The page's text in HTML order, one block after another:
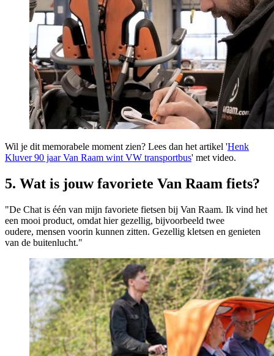
Wil je dit memorabele moment zien? Lees dan het artikel 'Henk
Kluver 90 jaar Van Raam wint VW transportbus' met video.
5. Wat is jouw favoriete Van Raam fiets?
"De Chat is één van mijn favoriete fietsen bij Van Raam. Ik vind het
een mooi product, omdat hier gezellig, bijvoorbeeld twee
oudere, mensen voorin kunnen zitten. Gezellig kletsen en genieten
van de buitenlucht."